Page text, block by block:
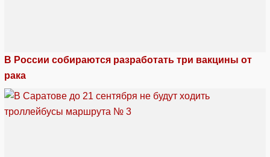
В России собираются разработать три вакцины от
рака